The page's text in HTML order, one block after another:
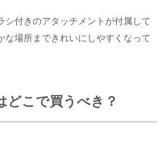
シ付きのアタッチメントが付属して
な場所まできれいにしやすくなって
どこで買うべき？